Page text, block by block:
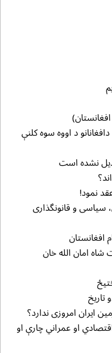
د اووه سوه کلنې
نشده است
نمود!
سياسی و قانونگذاری
امان الله خان
تاریخ
ایران امروزی ندارد؟
او عمراني چارې او